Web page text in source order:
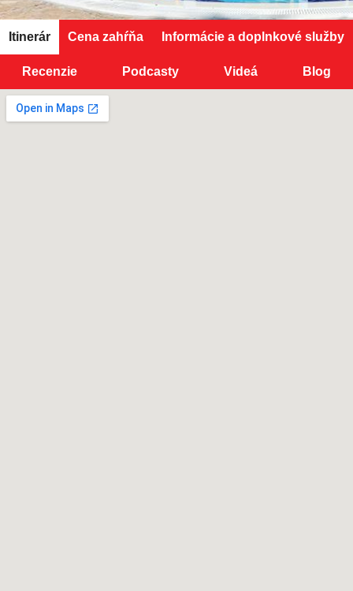
Itinerár Cena zahŕňa Informácie a doplnkové služby
Recenzie Podcasty Videá Blog